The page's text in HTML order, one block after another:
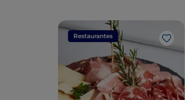
Restaurantes
Gosto